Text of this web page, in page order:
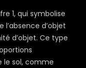
1, qui symbolise
d’objet
d’objet. Ce type
le sol, comme